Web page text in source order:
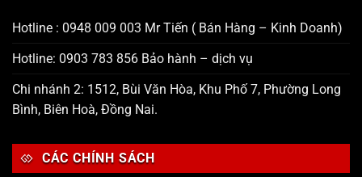
Hotline : 0948 009 003 Mr Tiến ( Bán Hàng – Kinh Doanh)
Hotline: 0903 783 856 Bảo hành – dịch vụ
Chi nhánh 2: 1512, Bùi Văn Hòa, Khu Phố 7, Phường Long
Bình, Biên Hoà, Đồng Nai.
CÁC CHÍNH SÁCH